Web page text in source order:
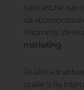
Sarà anche suo
da
insomma, deve
marketing
Qualora si
quale si ha